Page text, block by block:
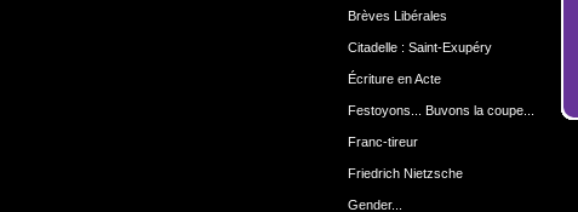
Brèves Libérales
Citadelle : Saint-Exupéry
Écriture en Acte
Festoyons... Buvons la coupe...
Franc-tireur
Friedrich Nietzsche
Gender...